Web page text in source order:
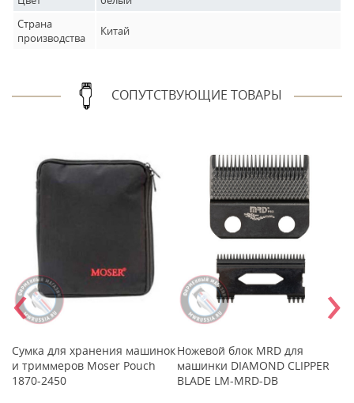
Страна
производства
Китай
СОПУТСТВУЮЩИЕ ТОВАРЫ
Сумка для хранения машинок
и триммеров Moser Pouch
1870-2450
Ножевой блок MRD для
машинки DIAMOND CLIPPER
BLADE LM-MRD-DB
‹ ›